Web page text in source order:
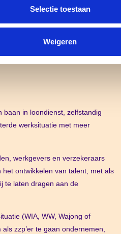
Selectie toestaan
Weigeren
baan in loondienst, zelfstandig
werksituatie met meer
werkgevers en verzekeraars
ontwikkelen van talent, met als
te laten dragen aan de
(WIA, WW, Wajong of
zzp’er te gaan ondernemen,